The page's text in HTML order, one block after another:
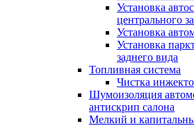
Установка
центрального
Установка
Установка
заднего вида
Топливная система
Чистка
Шумоизоляция
антискрип салона
Мелкий и